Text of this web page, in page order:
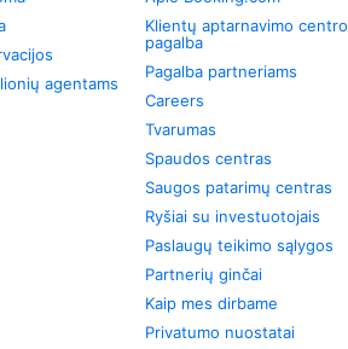
agentams
Klientų aptarnavimo centro
pagalba
Pagalba partneriams
Careers
Tvarumas
Spaudos centras
Saugos patarimų centras
Ryšiai su investuotojais
Paslaugų teikimo sąlygos
Partnerių ginčai
Kaip mes dirbame
Privatumo nuostatai